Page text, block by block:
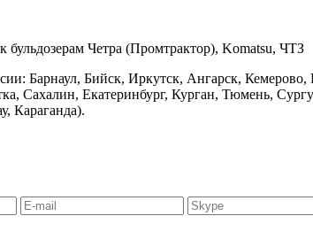
Четра (Промтрактор), Komatsu, ЧТЗ
Барнаул, Бийск, Иркутск, Ангарск,
Сахалин, Екатеринбург, Курган, Тюмень,
Караганда).